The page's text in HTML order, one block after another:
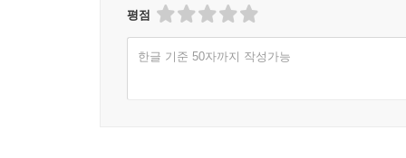
평점
한글 기준 50자까지 작성가능